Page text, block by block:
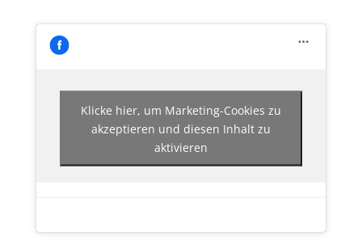
Klicke hier, um Marketing-Cookies zu
akzeptieren und diesen Inhalt zu
aktivieren